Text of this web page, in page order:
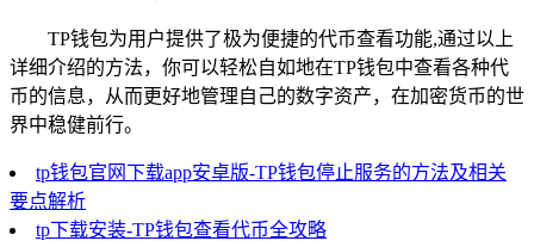
TP钱包为用户提供了极为便捷的代币查看功能,通过以上
详细介绍的方法，你可以轻松自如地在TP钱包中查看各种代
币的信息，从而更好地管理自己的数字资产，在加密货币的世
界中稳健前行。
tp钱包官网下载app安卓版-TP钱包停止服务的方法及相关
要点解析
tp下载安装-TP钱包查看代币全攻略